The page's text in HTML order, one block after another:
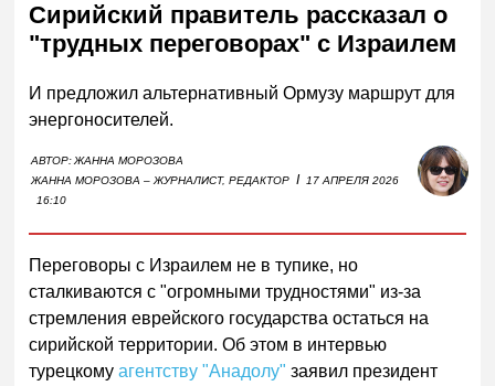
Сирийский правитель рассказал о
"трудных переговорах" с Израилем
И предложил альтернативный Ормузу маршрут для
энергоносителей.
АВТОР:ЖАННА МОРОЗОВА
ЖАННА МОРОЗОВА – ЖУРНАЛИСТ, РЕДАКТОР I
17 АПРЕЛЯ 2026
16:10
Переговоры с Израилем не в тупике, но
сталкиваются с "огромными трудностями" из-за
стремления еврейского государства остаться на
сирийской территории. Об этом в интервью
турецкомуагентству "Анадолу" заявил президент